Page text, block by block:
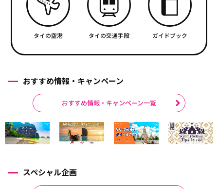
タイの空港 タイの交通手段 ガイドブック
おすすめ情報・キャンペーン
おすすめ情報・キャンペーン一覧
スペシャル企画